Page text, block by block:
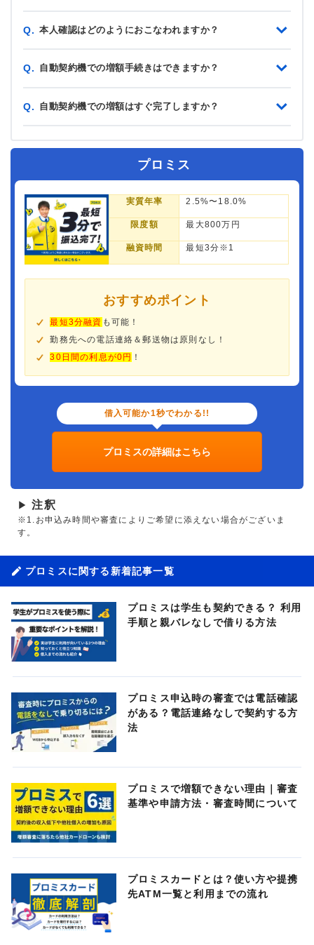
Q. 本人確認はどのようにおこなわれますか？
Q. 自動契約機での増額手続きはできますか？
Q. 自動契約機での増額はすぐ完了しますか？
プロミス
実質年率 2.5%〜18.0%
限度額 最大800万円
融資時間 最短3分※1
おすすめポイント
最短3分融資 も可能！
勤務先への電話連絡＆郵送物は原則なし！
30日間の利息が0円 ！
借入可能か1秒でわかる!!
プロミスの詳細はこちら
▶ 注釈
※1.お申込み時間や審査によりご希望に添えない場合がございま
す。
プロミスに関する新着記事一覧
プロミスは学生も契約できる？ 利用
手順と親バレなしで借りる方法
プロミス申込時の審査では電話確認
がある？電話連絡なしで契約する方
法
プロミスで増額できない理由｜審査
基準や申請方法・審査時間について
プロミスカードとは？使い方や提携
先ATM一覧と利用までの流れ